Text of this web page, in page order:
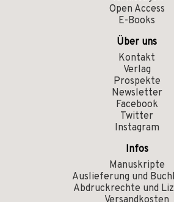
Open Access
E-Books
Über uns
Kontakt
Verlag
Prospekte
Newsletter
Facebook
Twitter
Instagram
Infos
Manuskripte
Auslieferung und
Abdruckrechte und